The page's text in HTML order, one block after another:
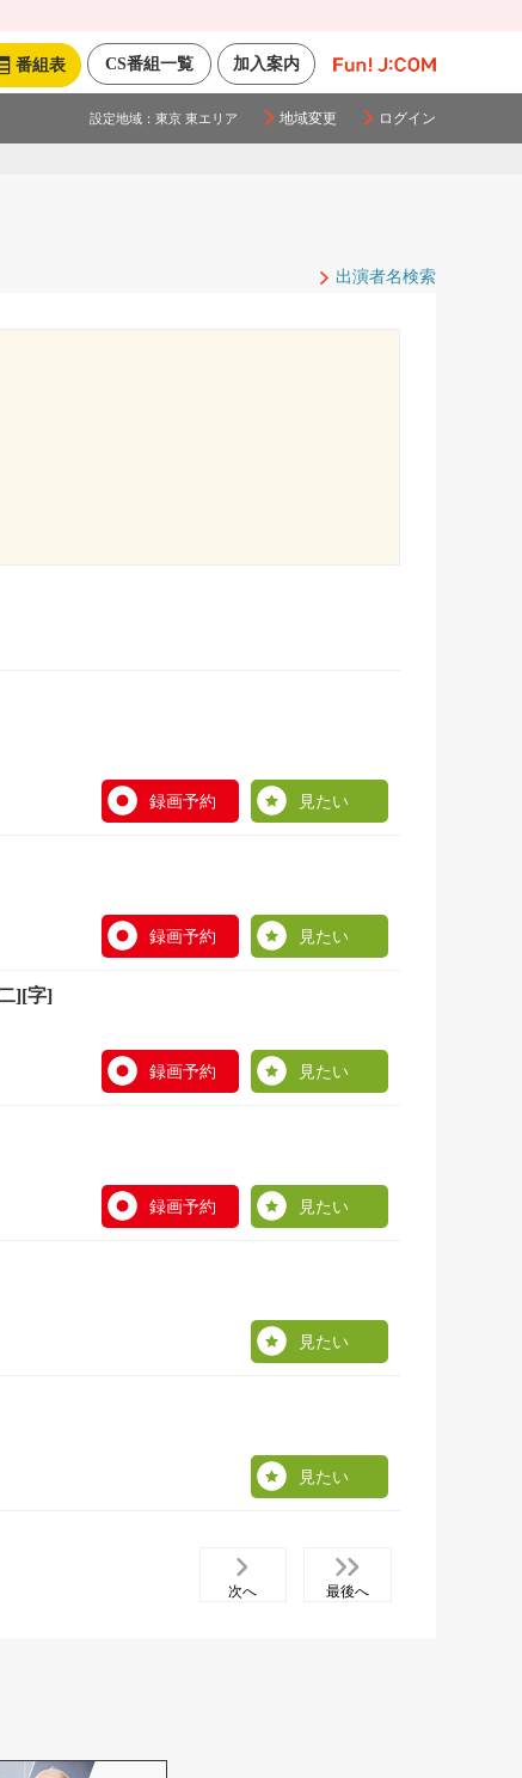
加入案内
CS番組一覧
番組表
設定地域： 東京 東エリア 地域変更 ログイン
出演者名検索
録画予約 見たい
録画予約 見たい
][字]
録画予約 見たい
録画予約 見たい
見たい
見たい
次へ 最後へ